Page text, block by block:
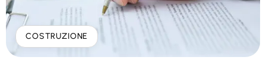
COSTRUZIONE